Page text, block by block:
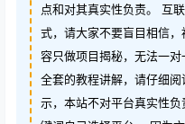
点和对其真实性负责。 互
式，请大家不要盲目相信
容只做项目揭秘，无法一
全套的教程讲解，请仔细
示，本站不对平台真实性